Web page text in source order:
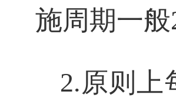
施周期一般
2.原则上